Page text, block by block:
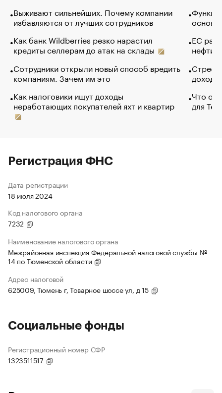
Выживают сильнейших. Почему компании
избавляются от лучших сотрудников
Как банк Wildberries резко нарастил
кредиты селлерам до атак на склады
Сотрудники открыли новый способ вредить
компаниям. Зачем им это
Как налоговики ищут доходы
неработающих покупателей яхт и квартир
основ
ЕС
нефти
Что
для
Регистрация ФНС
Дата регистрации
18 июля 2024
Код налогового органа
7232
Наименование налогового органа
Межрайонная инспекция Федеральной налоговой службы №
14 по Тюменской области
Адрес налоговой
625009, Тюмень г, Товарное шоссе ул, д 15
Социальные фонды
Регистрационный номер СФР
1323511517